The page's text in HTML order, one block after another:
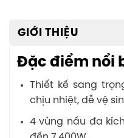
GIỚI THIỆU
Đặc điểm nổi
Thiết kế sang
chịu nhiệt, dễ vệ
4 vùng nấu đa